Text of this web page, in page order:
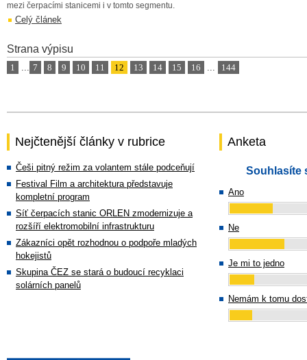
mezi čerpacími stanicemi i v tomto segmentu.
Celý článek
Strana výpisu
1 ... 7 8 9 10 11 12 13 14 15 16 ... 144
Nejčtenější články v rubrice
Češi pitný režim za volantem stále podceňují
Festival Film a architektura představuje
kompletní program
Síť čerpacích stanic ORLEN zmodernizuje a
rozšíří elektromobilní infrastrukturu
Zákazníci opět rozhodnou o podpoře mladých
hokejistů
Skupina ČEZ se stará o budoucí recyklaci
solárních panelů
Anketa
Souhlasíte
Ano
Ne
Je mi to jedno
Nemám k tomu